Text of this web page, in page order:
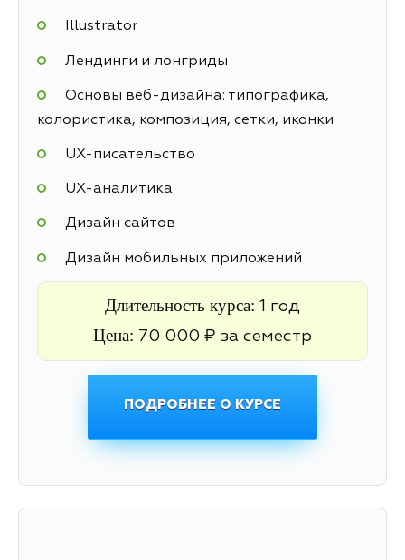
Illustrator
Лендинги и лонгриды
Основы веб-дизайна: типографика,
колористика, композиция, сетки, иконки
UX-писательство
UX-аналитика
Дизайн сайтов
Дизайн мобильных приложений
Длительность курса: 1 год
Цена: 70 000 ₽ за семестр
ПОДРОБНЕЕ О КУРСЕ